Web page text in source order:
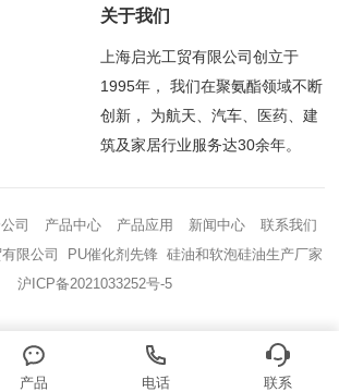
关于我们
上海启光工贸有限公司创立于
1995年， 我们在聚氨酯领域不断
创新， 为航天、汽车、医药、建
筑及家居行业服务达30余年。
司 产品中心 产品应用 新闻中心
联系我们
限公司 PU催化剂先锋 硅油和软泡硅油生产厂家
沪ICP备2021033252号-5
产品 电话 联系